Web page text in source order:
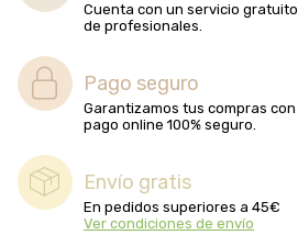
Cuenta con un servicio gratuito
de profesionales.
Pago seguro
Garantizamos tus compras con
pago online 100% seguro.
Envío gratis
En pedidos superiores a 45€
Ver condiciones de envío